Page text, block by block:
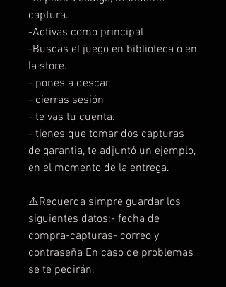
captura.
-Activas como principal
-Buscas el juego en biblioteca o en
la store.
- pones a descar
- cierras sesión
- te vas tu cuenta.
- tienes que tomar dos capturas
de garantia, te adjuntó un ejemplo,
en el momento de la entrega.
⚠️Recuerda simpre guardar los
siguientes datos:- fecha de
compra-capturas- correo y
contraseña En caso de problemas
se te pedirán.